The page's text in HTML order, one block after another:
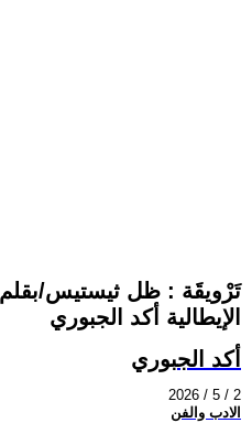
تَرْويقَة : ظل ثيستيس/
الإيطالية أكد الجبوري
أكد الجبوري
2026 / 5 / 2
الادب والفن